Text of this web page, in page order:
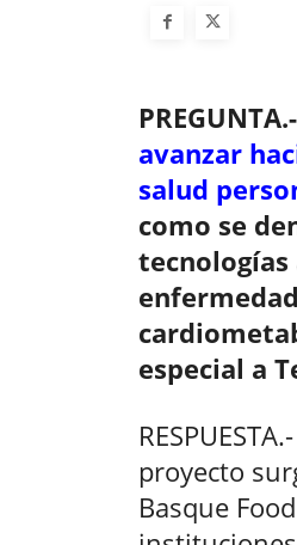
avanzar
salud
como se
especial a
proyecto
Basque